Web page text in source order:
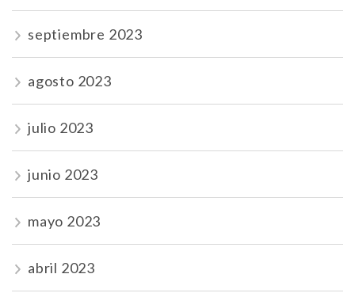
septiembre 2023
agosto 2023
julio 2023
junio 2023
mayo 2023
abril 2023